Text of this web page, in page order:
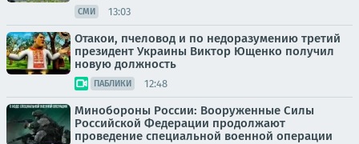
СМИ 13:03
Отакои, пчеловод и по недоразумению третий
президент Украины Виктор Ющенко получил
новую должность
ПАБЛИКИ 12:48
Минобороны России: Вооруженные Силы
Российской Федерации продолжают
проведение специальной военной операции